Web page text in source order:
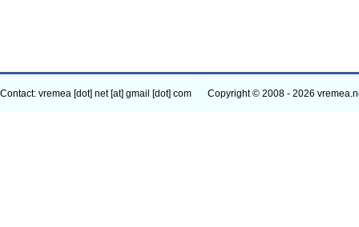
Contact: vremea [dot] net [at] gmail [dot] com Copyright © 2008 - 2026